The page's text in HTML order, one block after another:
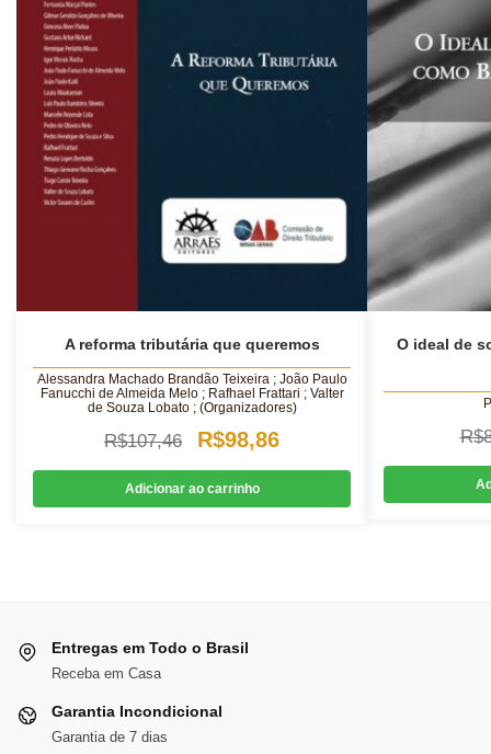
A reforma tributária que queremos
Alessandra Machado Brandão Teixeira ; João Paulo
Fanucchi de Almeida Melo ; Rafhael Frattari ; Valter
de Souza Lobato ; (Organizadores)
R$107,46
O
preço
original
R$98,86O
preço
atual
Adicionar ao carrinho
O ideal de
R$
Entregas em Todo o Brasil
Receba em Casa
Garantia Incondicional
Garantia de 7 dias